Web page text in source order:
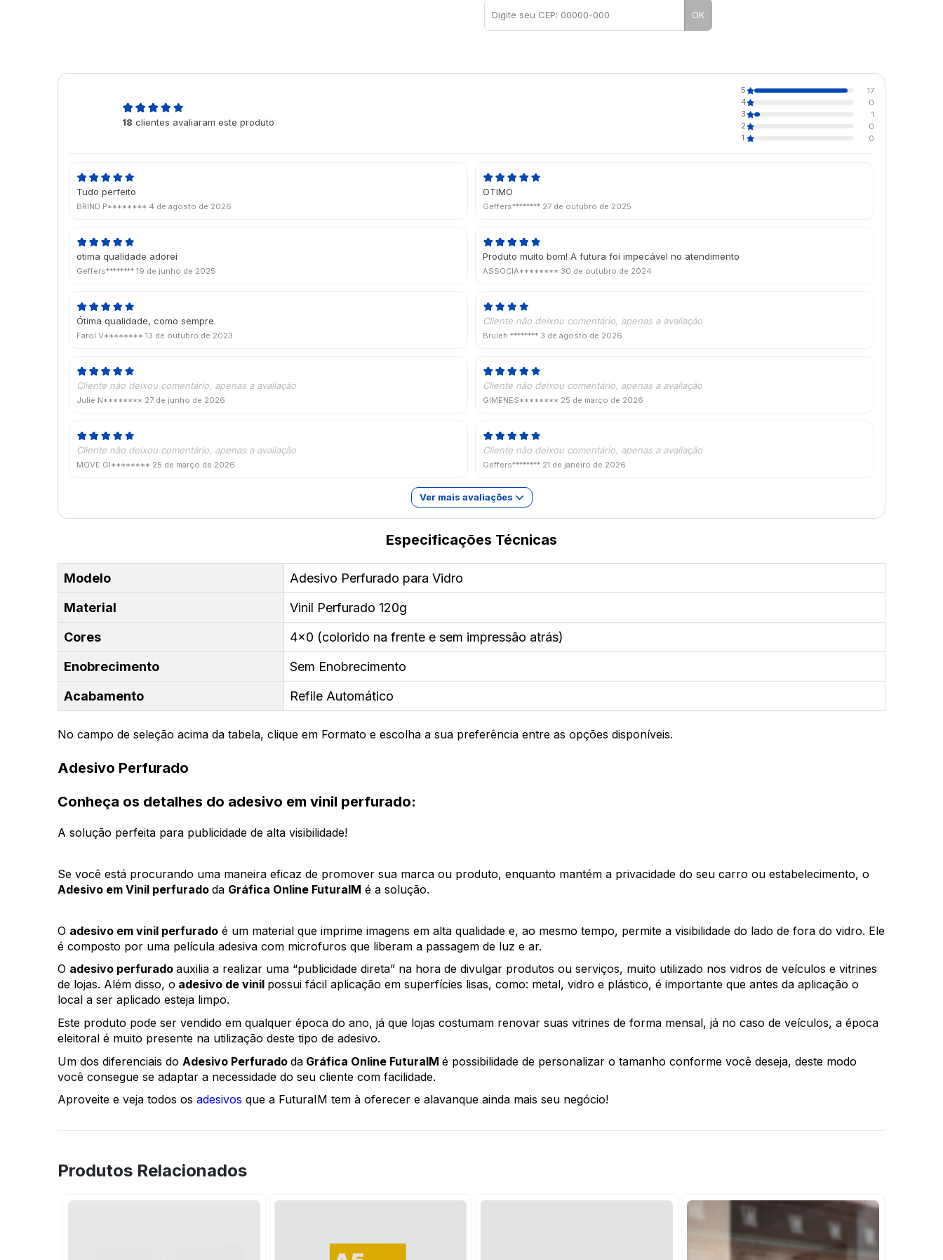
OK
18 clientes avaliaram este produto
5
17
4
0
3
1
2
0
1
0
Tudo perfeito
BRIND P******** 4 de agosto de 2026
OTIMO
Geffers******** 27 de outubro de 2025
otima qualidade adorei
Geffers******** 19 de junho de 2025
Produto muito bom! A futura foi impecável no atendimento
ASSOCIA******** 30 de outubro de 2024
Ótima qualidade, como sempre.
Farol V******** 13 de outubro de 2023
Cliente não deixou comentário, apenas a avaliação
Bruleh ******** 3 de agosto de 2026
Cliente não deixou comentário, apenas a avaliação
Julie N******** 27 de junho de 2026
Cliente não deixou comentário, apenas a avaliação
GIMENES******** 25 de março de 2026
Cliente não deixou comentário, apenas a avaliação
MOVE GI******** 25 de março de 2026
Cliente não deixou comentário, apenas a avaliação
Geffers******** 21 de janeiro de 2026
Ver mais avaliações
Especificações Técnicas
Modelo
Adesivo Perfurado para Vidro
Material
Vinil Perfurado 120g
Cores
4x0 (colorido na frente e sem impressão atrás)
Enobrecimento
Sem Enobrecimento
Acabamento
Refile Automático
No campo de seleção acima da tabela, clique em Formato e escolha a sua preferência entre as opções disponíveis.
Adesivo Perfurado
Conheça os detalhes do adesivo em vinil perfurado:
A solução perfeita para publicidade de alta visibilidade!
Se você está procurando uma maneira eficaz de promover sua marca ou produto, enquanto mantém a privacidade do seu carro ou estabelecimento, o
Adesivo em Vinil perfurado da Gráfica Online FuturaIM é a solução.
O adesivo em vinil perfurado é um material que imprime imagens em alta qualidade e, ao mesmo tempo, permite a visibilidade do lado de fora do vidro. Ele
é composto por uma película adesiva com microfuros que liberam a passagem de luz e ar.
O adesivo perfurado auxilia a realizar uma “publicidade direta” na hora de divulgar produtos ou serviços, muito utilizado nos vidros de veículos e vitrines
de lojas. Além disso, o adesivo de vinil possui fácil aplicação em superfícies lisas, como: metal, vidro e plástico, é importante que antes da aplicação o
local a ser aplicado esteja limpo.
Este produto pode ser vendido em qualquer época do ano, já que lojas costumam renovar suas vitrines de forma mensal, já no caso de veículos, a época
eleitoral é muito presente na utilização deste tipo de adesivo.
Um dos diferenciais do Adesivo Perfurado da Gráfica Online FuturaIM é possibilidade de personalizar o tamanho conforme você deseja, deste modo
você consegue se adaptar a necessidade do seu cliente com facilidade.
Aproveite e veja todos os adesivos que a FuturaIM tem à oferecer e alavanque ainda mais seu negócio!
Produtos Relacionados